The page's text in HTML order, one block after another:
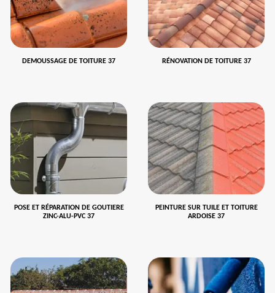
DEMOUSSAGE DE TOITURE 37 RÉNOVATION DE TOITURE 37
POSE ET RÉPARATION DE GOUTIERE
ZINC-ALU-PVC 37
PEINTURE SUR TUILE ET TOITURE
ARDOISE 37